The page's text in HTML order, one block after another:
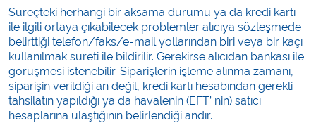
Süreçteki herhangi bir aksama durumu ya da kredi kartı
ile ilgili ortaya çıkabilecek problemler alıcıya sözleşmede
belirttiği telefon/faks/e-mail yollarından biri veya bir kaçı
kullanılmak sureti ile bildirilir. Gerekirse alıcıdan bankası ile
görüşmesi istenebilir. Siparişlerin işleme alınma zamanı,
siparişin verildiği an değil, kredi kartı hesabından gerekli
tahsilatın yapıldığı ya da havalenin (EFT’ nin) satıcı
hesaplarına ulaştığının belirlendiği andır.